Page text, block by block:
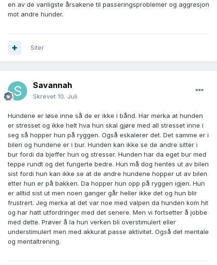
en av de vanligste årsakene til passeringsproblemer og aggresjon
mot andre hunder.
Siter
Savannah
Skrevet 10. Juli
Hundene er løse inne så de er ikke i bånd. Har merka at hunden
er stresset og ikke helt hva hun skal gjøre med all stresset inne i
seg så hopper hun på ryggen. Også eskalerer det. Det samme er i
bilen og hundene er i bur. Hunden kan ikke se de andre sitter i
bur fordi da bjeffer hun og stresser. Hunden har da eget bur med
teppe rundt og det fungerte bedre. Hun må dog hentes ut av bilen
sist fordi hun kan ikke se at de andre hundene hopper ut av bilen
etter hun er på bakken. Da hopper hun opp på ryggen igjen. Hun
er alltid sist ut men noen ganger går heller ikke det og hun blir
frustrert. Jeg merka at det var noe med valpen da hunden kom hit
og har hatt utfordringer med det senere. Men vi fortsetter å jobbe
med dette. Prøver å la hun verken bli overstimulert eller
understimulert men med akkurat passe aktivitet. Også det mentale
og mentaltrening.